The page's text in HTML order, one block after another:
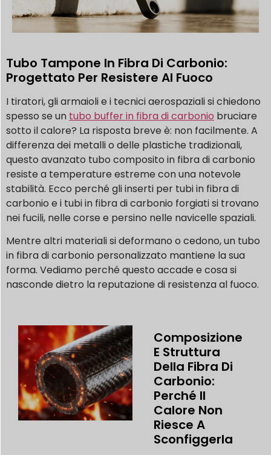
Tubo Tampone In Fibra Di Carbonio:
Progettato Per Resistere Al Fuoco
I tiratori, gli armaioli e i tecnici aerospaziali si chiedono
spesso se un tubo buffer in fibra di carbonio bruciare
sotto il calore? La risposta breve è: non facilmente. A
differenza dei metalli o delle plastiche tradizionali,
questo avanzato tubo composito in fibra di carbonio
resiste a temperature estreme con una notevole
stabilità. Ecco perché gli inserti per tubi in fibra di
carbonio e i tubi in fibra di carbonio forgiati si trovano
nei fucili, nelle corse e persino nelle navicelle spaziali.
Mentre altri materiali si deformano o cedono, un tubo
in fibra di carbonio personalizzato mantiene la sua
forma. Vediamo perché questo accade e cosa si
nasconde dietro la reputazione di resistenza al fuoco.
Composizione
E Struttura
Della Fibra Di
Carbonio:
Perché Il
Calore Non
Riesce A
Sconfiggerla